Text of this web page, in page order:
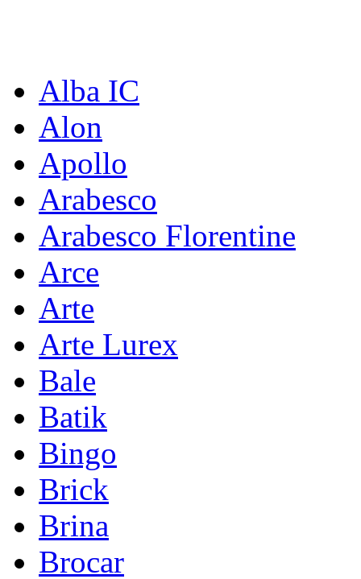
Alba IC
Alon
Apollo
Arabesco
Arabesco Florentine
Arce
Arte
Arte Lurex
Bale
Batik
Bingo
Brick
Brina
Brocar